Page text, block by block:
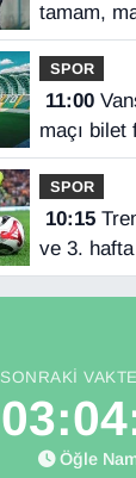
tamam,
SPOR
11:00Vanspor - Kayserispor
maçı bilet
SPOR
10:15Trendyol Süper Lig'de 2.
ve 3. hafta
SONRAKI
Öğle